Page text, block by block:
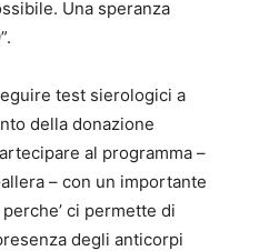
Una speranza
test sierologici a
della donazione
al programma –
– con un importante
ci permette di
degli anticorpi